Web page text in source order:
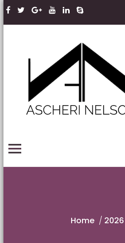
Skip to content
Home / 2026